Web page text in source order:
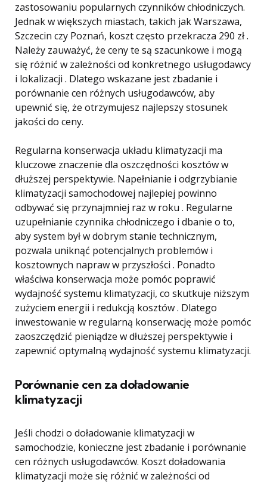
zastosowaniu popularnych czynników chłodniczych.
Jednak w większych miastach, takich jak Warszawa,
Szczecin czy Poznań, koszt często przekracza 290 zł .
Należy zauważyć, że ceny te są szacunkowe i mogą
się różnić w zależności od konkretnego usługodawcy
i lokalizacji . Dlatego wskazane jest zbadanie i
porównanie cen różnych usługodawców, aby
upewnić się, że otrzymujesz najlepszy stosunek
jakości do ceny.
Regularna konserwacja układu klimatyzacji ma
kluczowe znaczenie dla oszczędności kosztów w
dłuższej perspektywie. Napełnianie i odgrzybianie
klimatyzacji samochodowej najlepiej powinno
odbywać się przynajmniej raz w roku . Regularne
uzupełnianie czynnika chłodniczego i dbanie o to,
aby system był w dobrym stanie technicznym,
pozwala uniknąć potencjalnych problemów i
kosztownych napraw w przyszłości . Ponadto
właściwa konserwacja może pomóc poprawić
wydajność systemu klimatyzacji, co skutkuje niższym
zużyciem energii i redukcją kosztów . Dlatego
inwestowanie w regularną konserwację może pomóc
zaoszczędzić pieniądze w dłuższej perspektywie i
zapewnić optymalną wydajność systemu klimatyzacji.
Porównanie cen za doładowanie
klimatyzacji
Jeśli chodzi o doładowanie klimatyzacji w
samochodzie, konieczne jest zbadanie i porównanie
cen różnych usługodawców. Koszt doładowania
klimatyzacji może się różnić w zależności od